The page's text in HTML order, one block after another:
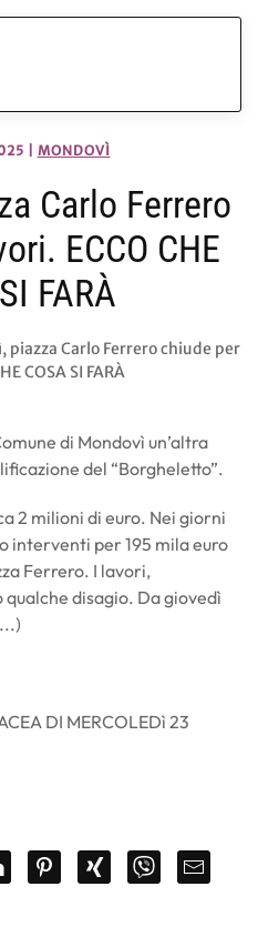
MONDOVÌ
Carlo Ferrero
ECCO CHE
FARÀ
piazza Carlo Ferrero chiude per
COSA SI FARÀ
di Mondovì un’altra
del “Borgheletto”.
2 milioni di euro. Nei giorni
interventi per 195 mila euro
Ferrero. I lavori,
disagio. Da giovedì
DI MERCOLEDì 23